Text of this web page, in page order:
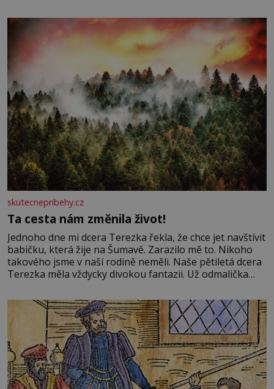
se na koloběžce a den zakončit poznáváním památek ve
Velkých Losinách nebo v termálním
skutecnepribehy.cz
Ta cesta nám změnila život!
Jednoho dne mi dcera Terezka řekla, že chce jet navštívit
babičku, která žije na Šumavě. Zarazilo mě to. Nikoho
takového jsme v naší rodině neměli. Naše pětiletá dcera
Terezka měla vždycky divokou fantazii. Už odmalička
zdálo o jednorožcích, krásných princeznách, statečných
rytířích a létajících dracích.